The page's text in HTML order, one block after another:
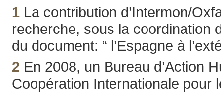
1La contribution d’Intermon/
recherche, sous la coordination
du document: “ l’Espagne à
2 En 2008, un Bureau d’Action
Coopération Internationale pour